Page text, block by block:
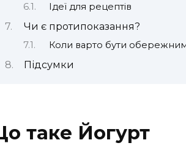
Ідеї для рецептів
Чи є протипоказання?
Коли варто бути
Підсумки
таке Йогурт